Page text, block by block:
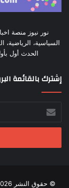
نور نيوز منصة
السياسية، الرياضية،
الحدث أول
إشترك بالقائمة
بريدك
الإلكتروني
© حقوق النشر 2026، جميع الحقوق محفوظة |